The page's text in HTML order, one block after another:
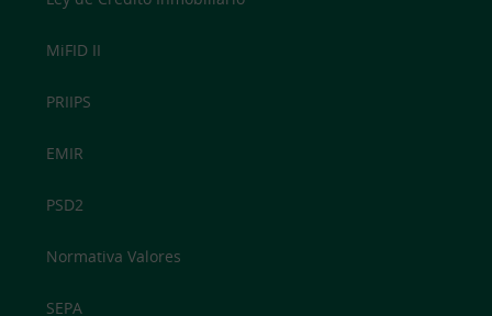
MiFID II
PRIIPS
EMIR
PSD2
Normativa Valores
SEPA